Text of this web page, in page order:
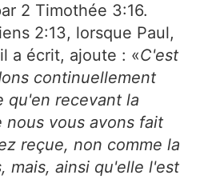
2 Timothée 3:16.
2:13, lorsque Paul,
a écrit, ajoute : «C'est
continuellement
qu'en recevant la
nous vous avons fait
reçue, non comme la
mais, ainsi qu'elle l'est